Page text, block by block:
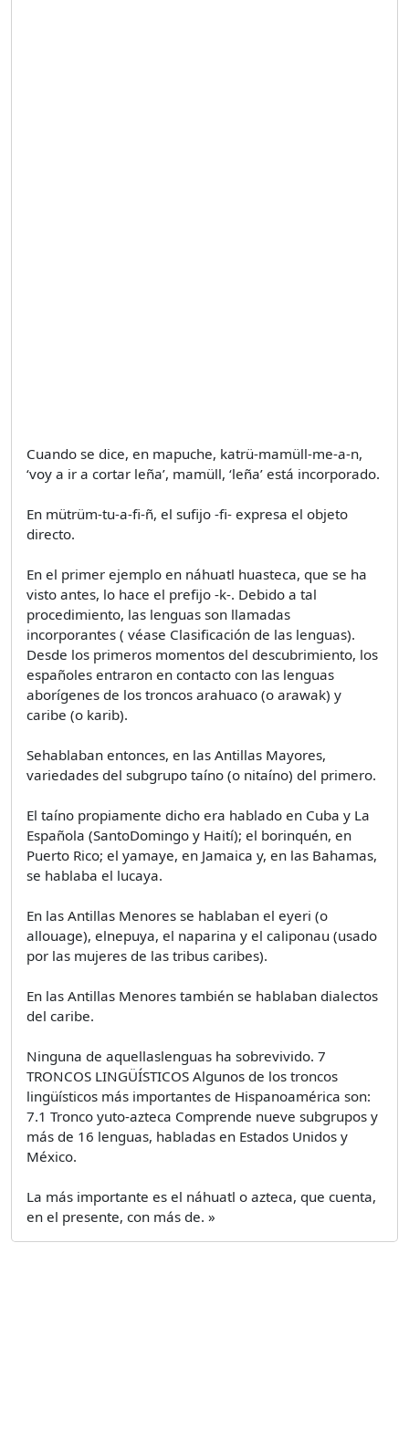
Cuando se dice, en mapuche, katrü-mamüll-me-a-n,
‘voy a ir a cortar leña’, mamüll, ‘leña’ está incorporado.
En mütrüm-tu-a-fi-ñ, el sufijo -fi- expresa el objeto
directo.
En el primer ejemplo en náhuatl huasteca, que se ha
visto antes, lo hace el prefijo -k-. Debido a tal
procedimiento, las lenguas son llamadas
incorporantes ( véase Clasificación de las lenguas).
Desde los primeros momentos del descubrimiento, los
españoles entraron en contacto con las lenguas
aborígenes de los troncos arahuaco (o arawak) y
caribe (o karib).
Sehablaban entonces, en las Antillas Mayores,
variedades del subgrupo taíno (o nitaíno) del primero.
El taíno propiamente dicho era hablado en Cuba y La
Española (SantoDomingo y Haití); el borinquén, en
Puerto Rico; el yamaye, en Jamaica y, en las Bahamas,
se hablaba el lucaya.
En las Antillas Menores se hablaban el eyeri (o
allouage), elnepuya, el naparina y el caliponau (usado
por las mujeres de las tribus caribes).
En las Antillas Menores también se hablaban dialectos
del caribe.
Ninguna de aquellaslenguas ha sobrevivido. 7
TRONCOS LINGÜÍSTICOS Algunos de los troncos
lingüísticos más importantes de Hispanoamérica son:
7.1 Tronco yuto-azteca Comprende nueve subgrupos y
más de 16 lenguas, habladas en Estados Unidos y
México.
La más importante es el náhuatl o azteca, que cuenta,
en el presente, con más de. »